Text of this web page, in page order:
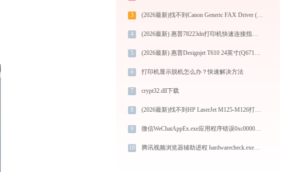
3 (2026最新)找不到Canon Generic FAX Driver (FAX)打印机驱动？这篇全面下载安装指南帮到你
4 (2026最新) 惠普78223dn打印机快速连接指南-金山毒霸
5 (2026最新) 惠普Designjet T610 24英寸(Q6711A)打印机连接问题解决方法 -金山毒霸
6 打印机显示脱机怎么办？快速解决方法
7 crypt32.dll下载
8 (2026最新)找不到HP LaserJet M125-M126打印机驱动？这篇全面下载安装指南帮到你
9 微信WeChatAppEx.exe应用程序错误0xc00000fd解决方法
10 腾讯视频浏览器辅助进程 hardwarecheck.exe运行错误提示0xc000007b的解决办法